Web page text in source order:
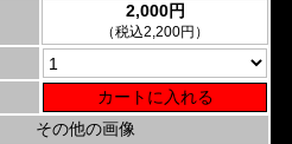
2,000円
（税込2,200円）
その他の画像